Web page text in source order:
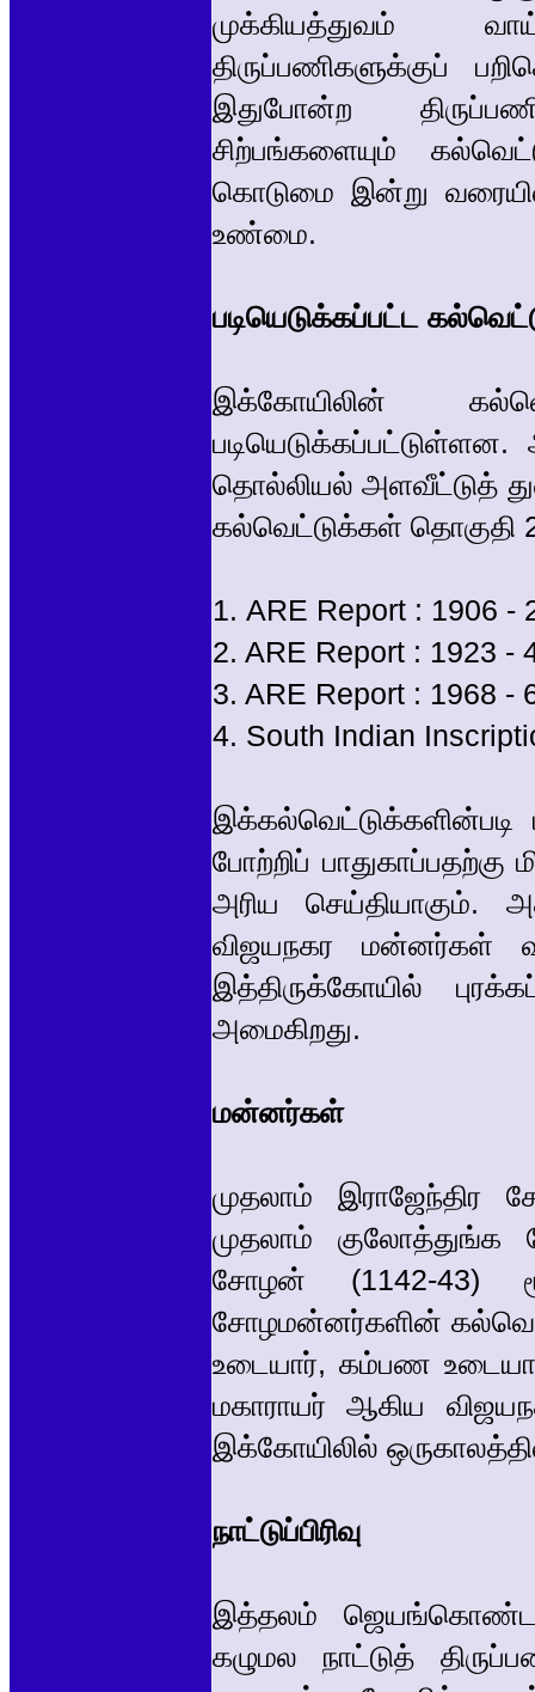
முக்கியத்துவம்
திருப்பணிகளுக்குப்
இதுபோன்ற
சிற்பங்களையும்
கொடுமை இன்று
உண்மை.
படியெடுக்கப்பட்ட
இக்கோயிலின்
தொல்லியல் அளவீட்டுத்
கல்வெட்டுக்கள் தொகுதி
1. ARE Report : 1906 -
2. ARE Report : 1923 -
3. ARE Report : 1968 -
4. South Indian
போற்றிப்
அரிய
விஜயநகர மன்னர்கள்
இத்திருக்கோயில்
அமைகிறது.
மன்னர்கள்
முதலாம் இராஜேந்திர
முதலாம்
சோழன் (1142-43)
சோழமன்னர்களின்
உடையார், கம்பண
மகாராயர் ஆகிய
இக்கோயிலில்
நாட்டுப்பிரிவு
இத்தலம் ஜெயங்கொண்ட
கழுமல நாட்டுத்